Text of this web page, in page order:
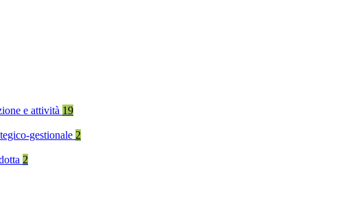
e attività 19
gestionale 2
2